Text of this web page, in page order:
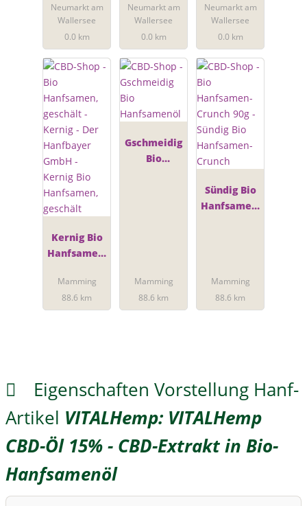
Kapseln
15% mit Bio
Hanfsamen
öl
Wohlbefind
Kapselform
Neumarkt am
Wallersee
0.0 km
öl
Neumarkt am
Wallersee
0.0 km
Hanfsamen
öl
Neumarkt am
Wallersee
0.0 km
Kernig Bio
Hanfsamen,
Mamming
88.6 km
Gschmeidig
Bio
Mamming
88.6 km
Sündig Bio
Hanfsamen-
Mamming
88.6 km
Eigenschaften Vorstellung Hanf-
Artikel VITALHemp: VITALHemp
CBD-Öl 15% - CBD-Extrakt in Bio-
Hanfsamenöl